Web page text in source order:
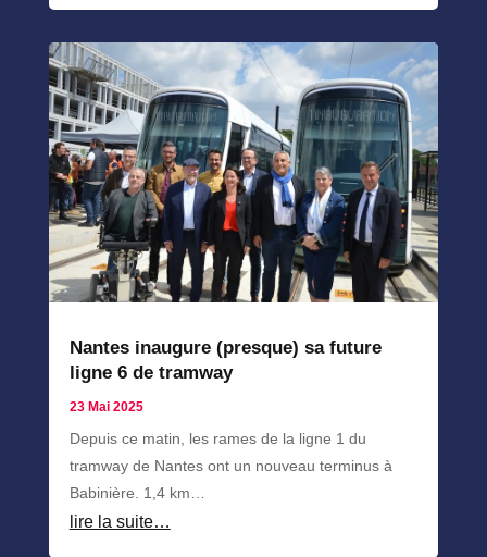
Nantes inaugure (presque) sa future
ligne 6 de tramway
23 Mai 2025
Depuis ce matin, les rames de la ligne 1 du
tramway de Nantes ont un nouveau terminus à
Babinière. 1,4 km…
lire la suite…